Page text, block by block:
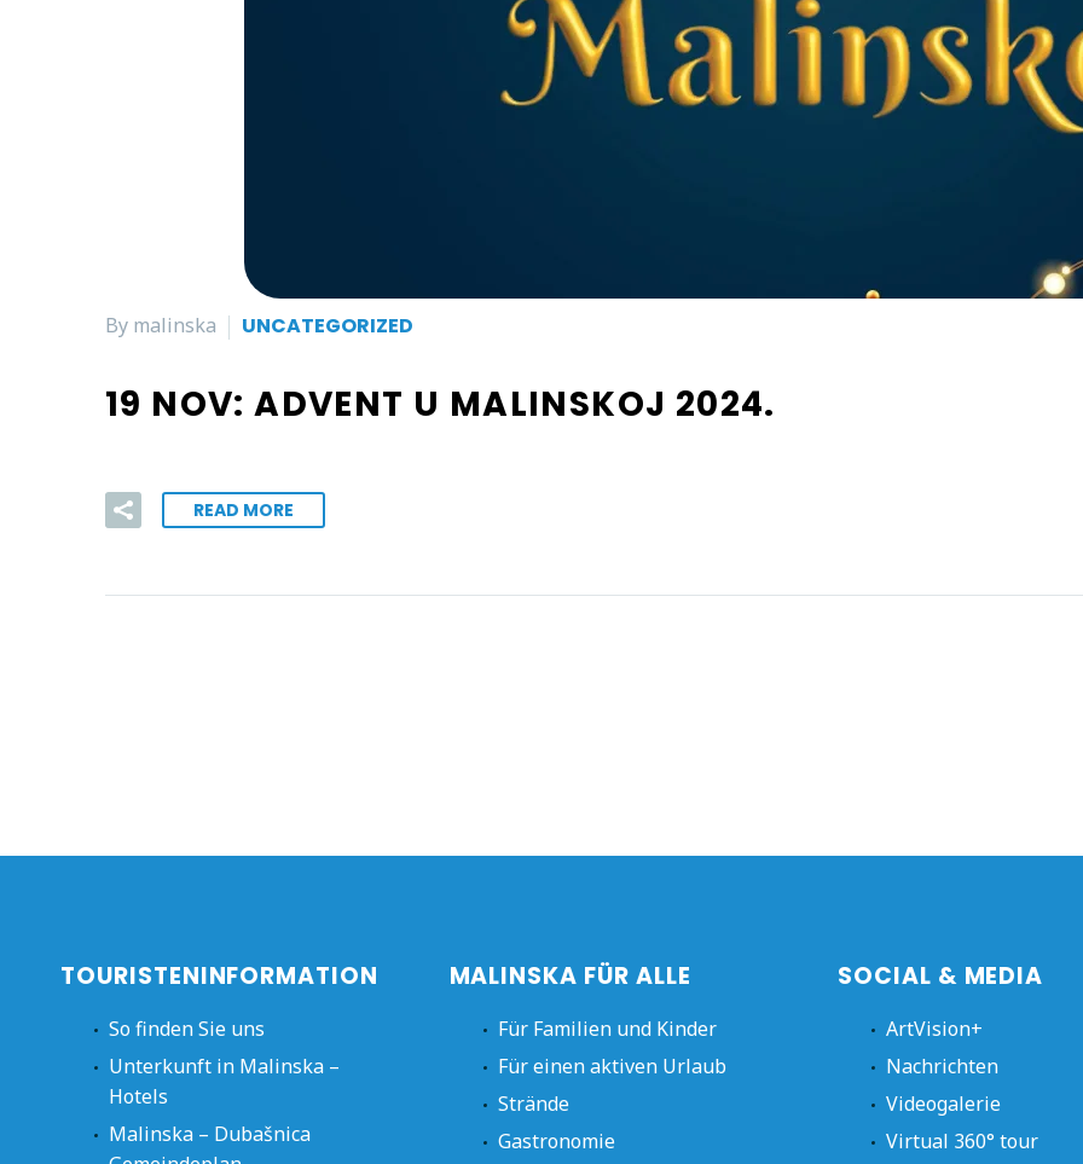
By malinska UNCATEGORIZED
19 NOV:ADVENT U MALINSKOJ 2024.
READ MORE
TOURISTENINFORMATION
So finden Sie uns
Unterkunft in Malinska –
Hotels
Malinska – Dubašnica
MALINSKA FÜR ALLE
Für Familien und Kinder
Für einen aktiven Urlaub
Strände
Gastronomie
SOCIAL & MEDIA
ArtVision+
Nachrichten
Videogalerie
Virtual 360° tour